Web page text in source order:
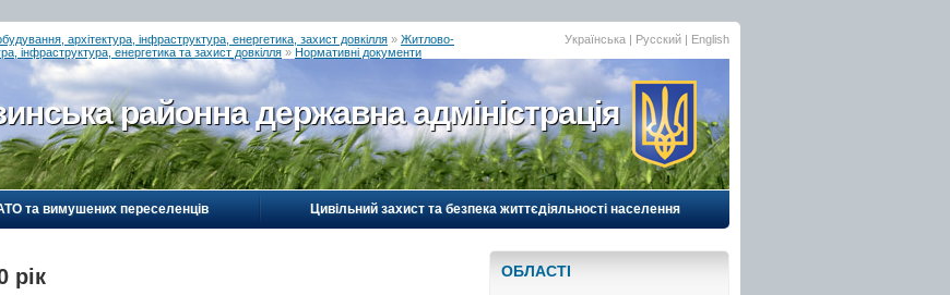
архітектура, інфраструктура, енергетика, захист довкілля » Житлово-
інфраструктура, енергетика та захист довкілля » Нормативні документи
Українська | Русский | English
районна державна адміністрація
та вимушених переселенців Цивільний захист та безпека життєдіяльності населення
рік ОБЛАСТI